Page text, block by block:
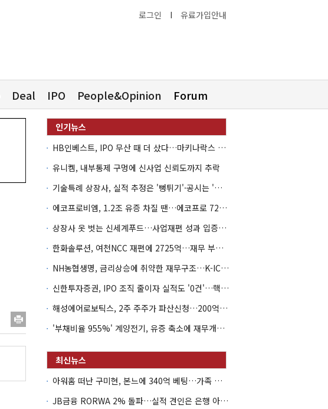
로그인 I 유료가입안내
Deal IPO People&Opinion Forum
HB인베스트, IPO 무산 때 더 샀다…마키나락스 투자 2.7배 회수
유니켐, 내부통제 구멍에 신사업 신뢰도까지 추락
기술특례 상장사, 실적 추정은 '뻥튀기'·공시는 '누락'
에코프로비엠, 1.2조 유증 차질 땐…에코프로 7270억 '독박'
상장사 옷 벗는 신세계푸드…사업재편 성과 입증할까
한화솔루션, 여천NCC 재편에 2725억…재무 부담 커지나
NH농협생명, 금리상승에 취약한 재무구조…K-ICS 변동성 '주의보'
신한투자증권, IPO 조직 줄이자 실적도 '0건'…핵심 인력까지 이탈
해성에어로보틱스, 2주 주주가 파산신청…200억 CB 분쟁 확산
'부채비율 955%' 계양전기, 유증 축소에 재무개선 효과 '뚝'
아워홈 떠난 구미현, 본느에 340억 베팅…가족 지배체제 구축
JB금융 RORWA 2% 돌파…실적 견인은 은행 아닌 캐피탈